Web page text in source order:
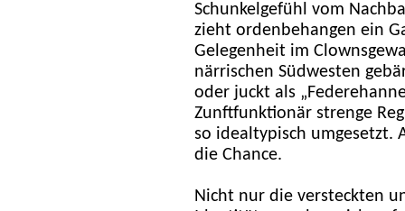
Schunkelgefühl vom
zieht ordenbehangen ein
Gelegenheit im
närrischen Südwesten
oder juckt als
Zunftfunktionär strenge
so idealtypisch umgesetzt.
die Chance.
Nicht nur die versteckten